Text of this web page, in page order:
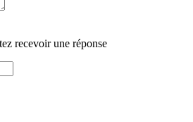
recevoir une réponse